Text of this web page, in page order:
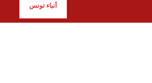
أنباء تونس